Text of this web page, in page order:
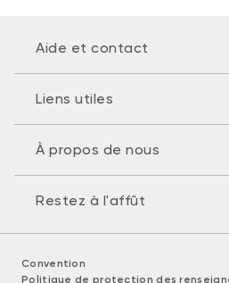
Aide et contact
Liens utiles
À propos de nous
Restez à l'affût
Convention
Politique de protection des